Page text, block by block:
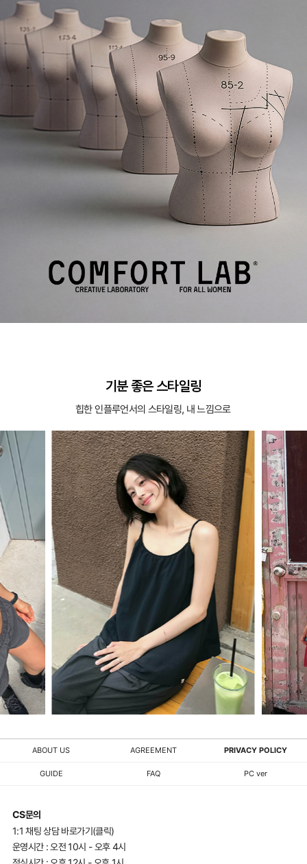
기분 좋은 스타일링
힙한 인플루언서의 스타일링, 내 느낌으로
ABOUT US AGREEMENT PRIVACY POLICY
GUIDE FAQ PC ver
CS문의
1:1 채팅 상담 바로가기(클릭)
운영시간 : 오전 10시 - 오후 4시